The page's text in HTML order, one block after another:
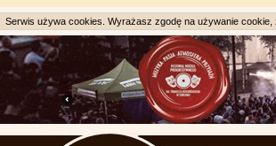
Serwis używa cookies. Wyrażasz zgodę na używanie